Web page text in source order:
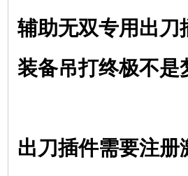
辅助无双专用出刀
装备吊打终极不是
出刀插件需要注册